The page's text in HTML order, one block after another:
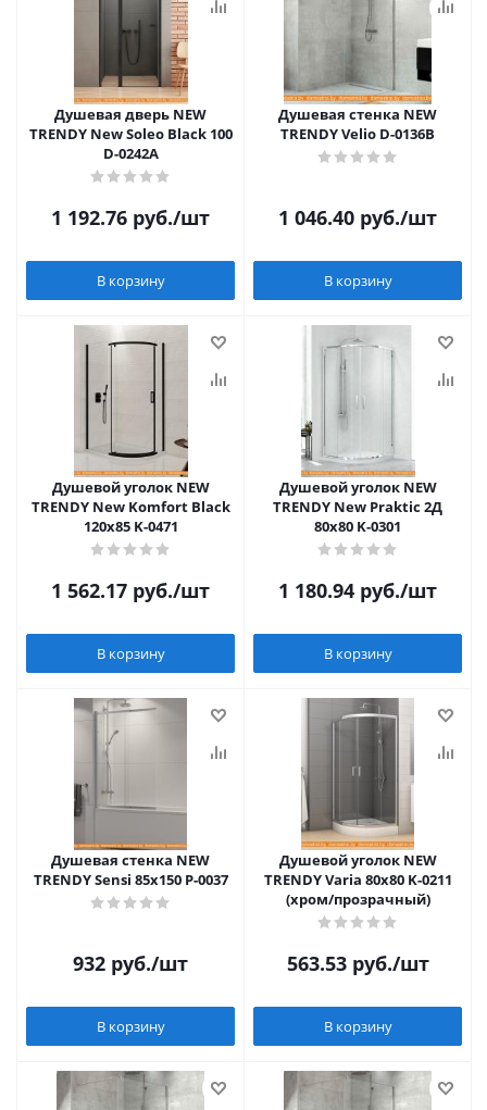
Душевая дверь NEW
TRENDY New Soleo Black 100
D-0242A
1 192.76 руб./шт
В корзину
Душевая стенка NEW
TRENDY Velio D-0136B
1 046.40 руб./шт
В корзину
Душевой уголок NEW
TRENDY New Komfort Black
120x85 K-0471
1 562.17 руб./шт
В корзину
Душевой уголок NEW
TRENDY New Praktic 2Д
80x80 K-0301
1 180.94 руб./шт
В корзину
Душевая стенка NEW
TRENDY Sensi 85x150 P-0037
932 руб./шт
В корзину
Душевой уголок NEW
TRENDY Varia 80x80 K-0211
(хром/прозрачный)
563.53руб./шт
В корзину